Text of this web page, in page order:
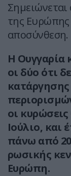
της Ευρώπης
αποσύνθεση.
Η Ουγγαρία
οι δύο ότι
οι
Ιούλιο, και
πάνω από
ρωσικής
Ευρώπη.